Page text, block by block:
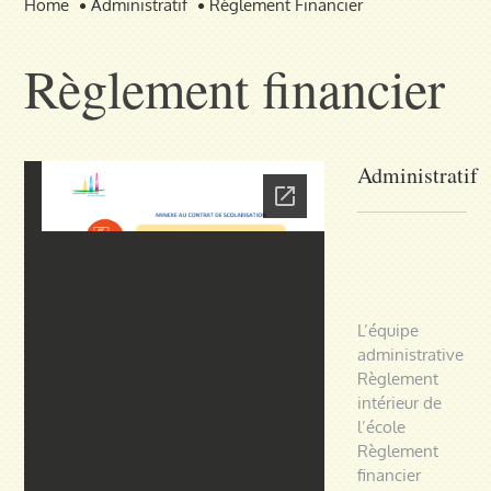
Home Administratif Règlement Financier
Règlement financier
Administratif
L’équipe
administrative
Règlement
intérieur de
l’école
Règlement
financier